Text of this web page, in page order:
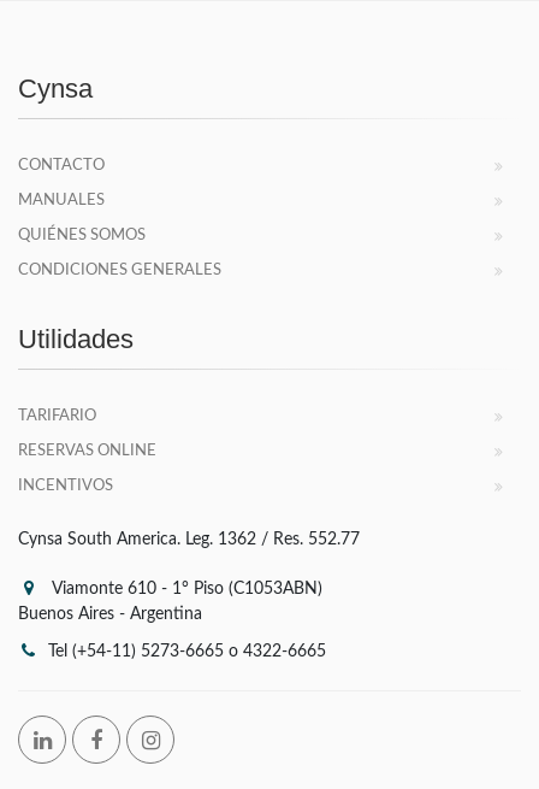
Cynsa
CONTACTO
MANUALES
QUIÉNES SOMOS
CONDICIONES GENERALES
Utilidades
TARIFARIO
RESERVAS ONLINE
INCENTIVOS
Cynsa South America. Leg. 1362 / Res. 552.77
Viamonte 610 - 1° Piso (C1053ABN)
Buenos Aires - Argentina
Tel (+54-11) 5273-6665 o 4322-6665